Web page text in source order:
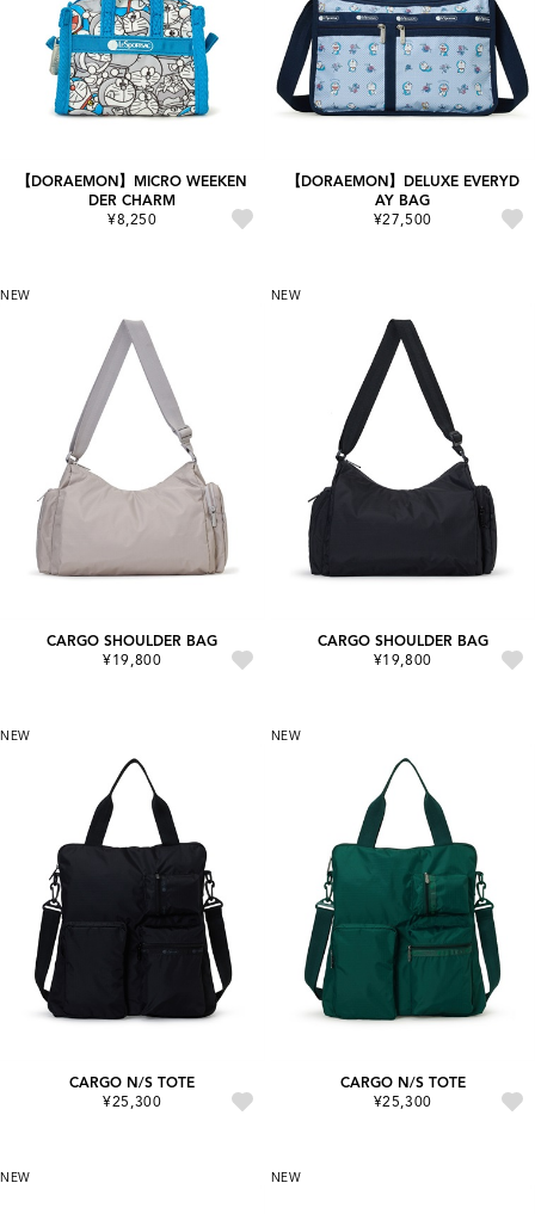
【DORAEMON】MICRO WEEKEN
DER CHARM
¥8,250
【DORAEMON】DELUXE EVERYD
AY BAG
¥27,500
NEW
CARGO SHOULDER BAG
¥19,800
NEW
CARGO SHOULDER BAG
¥19,800
NEW
CARGO N/S TOTE
¥25,300
NEW
CARGO N/S TOTE
¥25,300
NEW NEW